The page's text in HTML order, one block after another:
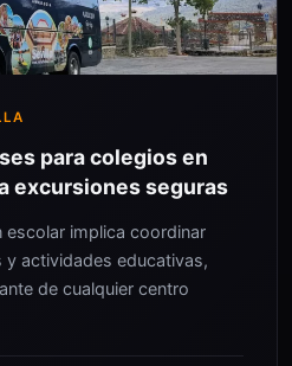
para colegios en
excursiones seguras
escolar implica coordinar
actividades educativas,
de cualquier centro